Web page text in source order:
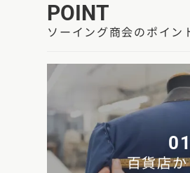
POINT
ソーイング商会のポイン
01
百貨店